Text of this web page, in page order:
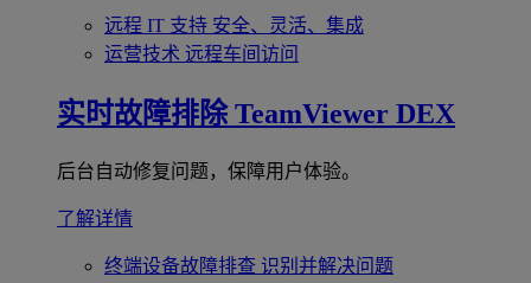
远程 IT 支持 安全、灵活、集成
运营技术 远程车间访问
实时故障排除 TeamViewer DEX
后台自动修复问题，保障用户体验。
了解详情
终端设备故障排查 识别并解决问题